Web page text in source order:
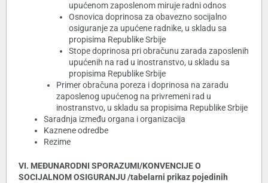
upućenom zaposlenom miruje radni odnos
Osnovica doprinosa za obavezno socijalno
osiguranje za upućene radnike, u skladu sa
propisima Republike Srbije
Stope doprinosa pri obračunu zarada zaposlenih
upućenih na rad u inostranstvo, u skladu sa
propisima Republike Srbije
Primer obračuna poreza i doprinosa na zaradu
zaposlenog upućenog na privremeni rad u
inostranstvo, u skladu sa propisima Republike Srbije
Saradnja između organa i organizacija
Kaznene odredbe
Rezime
VI. MEÐUNARODNI SPORAZUMI/KONVENCIJE O
SOCIJALNOM OSIGURANJU /tabelarni prikaz pojedinih